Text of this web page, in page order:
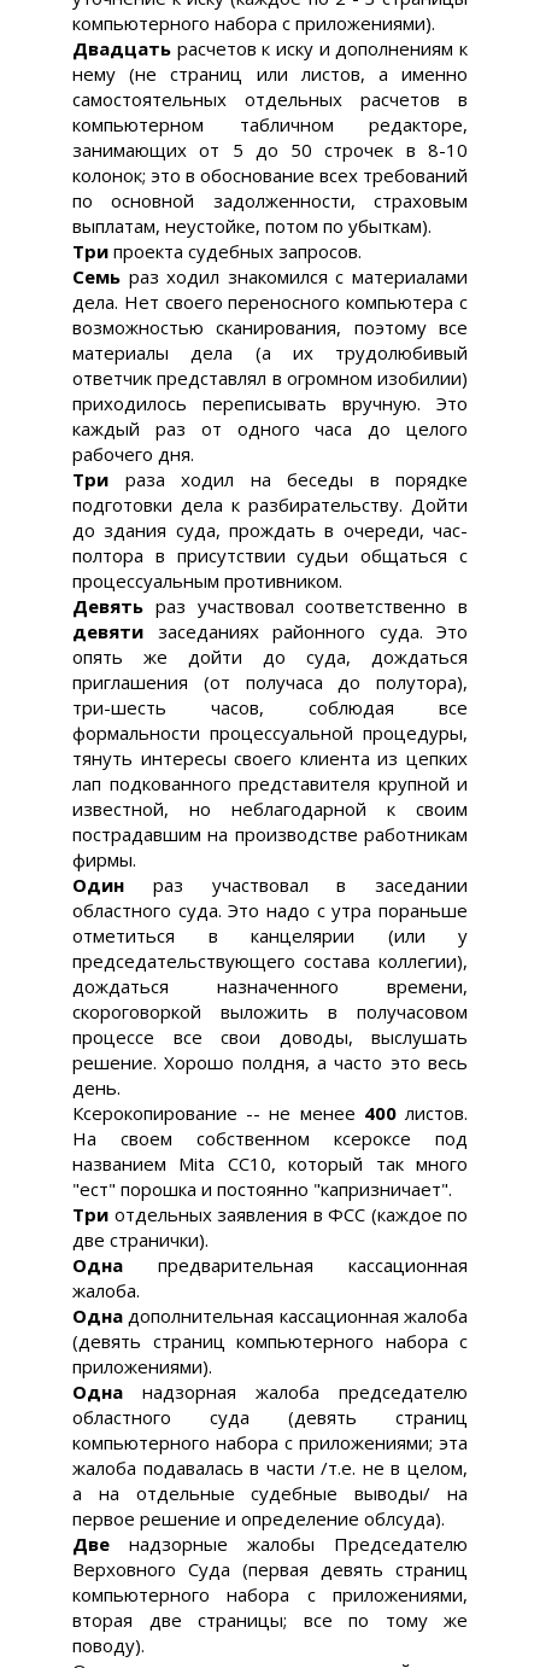
компьютерного набора с приложениями).
Двадцать расчетов к иску и дополнениям к
нему (не страниц или листов, а именно
самостоятельных отдельных расчетов в
компьютерном табличном редакторе,
занимающих от 5 до 50 строчек в 8-10
колонок; это в обоснование всех требований
по основной задолженности, страховым
выплатам, неустойке, потом по убыткам).
Три проекта судебных запросов.
Семь раз ходил знакомился с материалами
дела. Нет своего переносного компьютера с
возможностью сканирования, поэтому все
материалы дела (а их трудолюбивый
ответчик представлял в огромном изобилии)
приходилось переписывать вручную. Это
каждый раз от одного часа до целого
рабочего дня.
Три раза ходил на беседы в порядке
подготовки дела к разбирательству. Дойти
до здания суда, прождать в очереди, час-
полтора в присутствии судьи общаться с
процессуальным противником.
Девять раз участвовал соответственно в
девяти заседаниях районного суда. Это
опять же дойти до суда, дождаться
приглашения (от получаса до полутора),
три-шесть часов, соблюдая все
формальности процессуальной процедуры,
тянуть интересы своего клиента из цепких
лап подкованного представителя крупной и
известной, но неблагодарной к своим
пострадавшим на производстве работникам
фирмы.
Один раз участвовал в заседании
областного суда. Это надо с утра пораньше
отметиться в канцелярии (или у
председательствующего состава коллегии),
дождаться назначенного времени,
скороговоркой выложить в получасовом
процессе все свои доводы, выслушать
решение. Хорошо полдня, а часто это весь
день.
Ксерокопирование -- не менее 400листов.
На своем собственном ксероксе под
названием Mita CC10, который так много
"ест" порошка и постоянно "капризничает".
Три отдельных заявления в ФСС (каждое по
две странички).
Одна предварительная кассационная
жалоба.
Одна дополнительная кассационная жалоба
(девять страниц компьютерного набора с
приложениями).
Одна надзорная жалоба председателю
областного суда (девять страниц
компьютерного набора с приложениями; эта
жалоба подавалась в части /т.е. не в целом,
а на отдельные судебные выводы/ на
первое решение и определение облсуда).
Две надзорные жалобы Председателю
Верховного Суда (первая девять страниц
компьютерного набора с приложениями,
вторая две страницы; все по тому же
поводу).